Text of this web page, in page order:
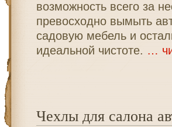
возможность всего за
превосходно вымыть
садовую мебель и
идеальной чистоте. …
Чехлы для салона